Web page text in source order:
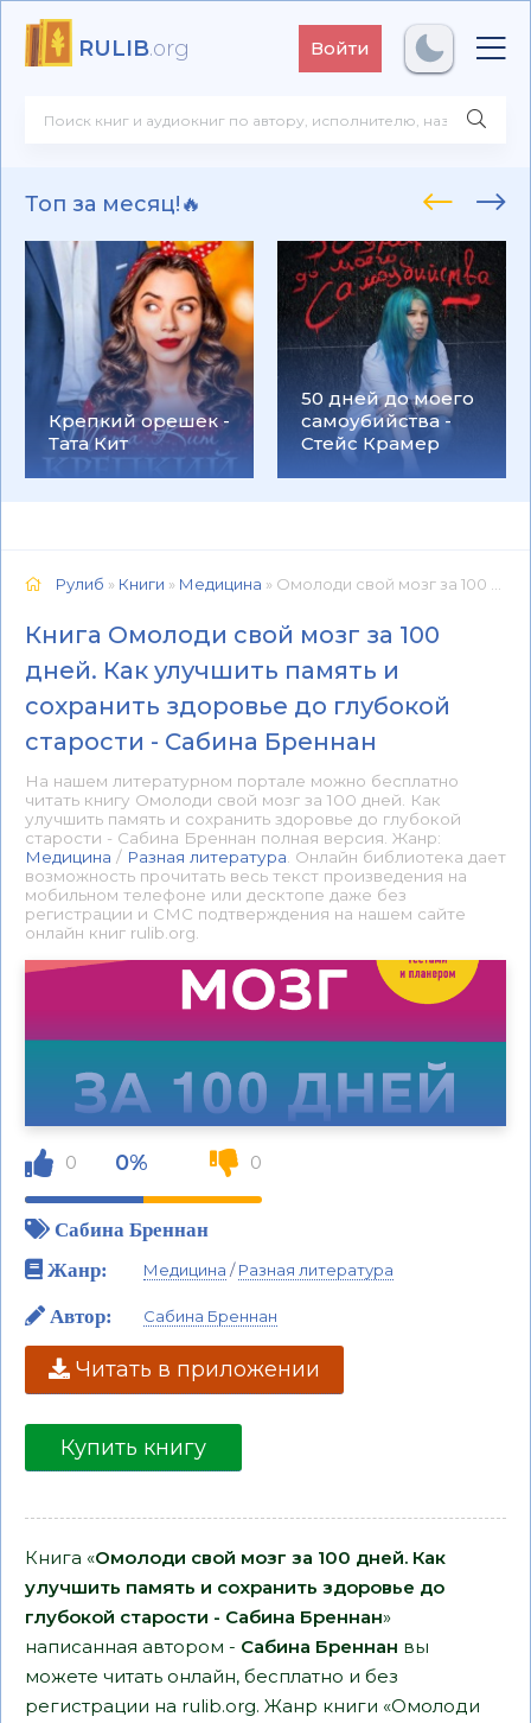
RULIB.org Войти
Топ за месяц!🔥
Крепкий орешек -
Тата Кит
50 дней до моего
самоубийства -
Стейс Крамер
Рулиб » Книги » Медицина » Омолоди свой мозг за 100 дней. Как улучшить память и сохранить здоровье до глубокой старости - Сабина Бреннан 📕 - Книга онлайн бесплатно
Книга Омолоди свой мозг за 100
дней. Как улучшить память и
сохранить здоровье до глубокой
старости - Сабина Бреннан
На нашем литературном портале можно бесплатно
читать книгу Омолоди свой мозг за 100 дней. Как
улучшить память и сохранить здоровье до глубокой
старости - Сабина Бреннан полная версия. Жанр:
Медицина / Разная литература . Онлайн библиотека дает
возможность прочитать весь текст произведения на
мобильном телефоне или десктопе даже без
регистрации и СМС подтверждения на нашем сайте
онлайн книг rulib.org.
0 0% 0
Сабина Бреннан
Жанр:
Медицина /Разная литература
Автор: Сабина Бреннан
Читать в приложении
Купить книгу
Книга «Омолоди свой мозг за 100 дней. Как
улучшить память и сохранить здоровье до
глубокой старости - Сабина Бреннан»
написанная автором - Сабина Бреннан вы
можете читать онлайн, бесплатно и без
регистрации на rulib.org. Жанр книги «Омолоди